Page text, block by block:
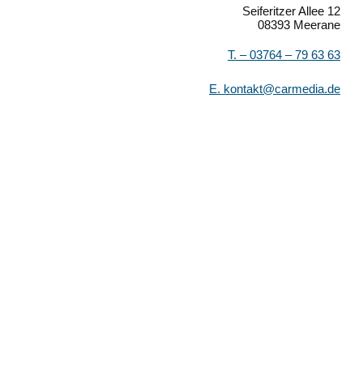
Seiferitzer Allee 12
08393 Meerane
T. –03764 – 79 63 63
E. kontakt@carmedia.de